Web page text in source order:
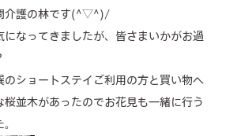
facilities
介護の林です(^▽^)/
になってきましたが、皆さまいかがお過
のショートステイご利用の方と買い物へ
桜並木があったのでお花見も一緒に行う